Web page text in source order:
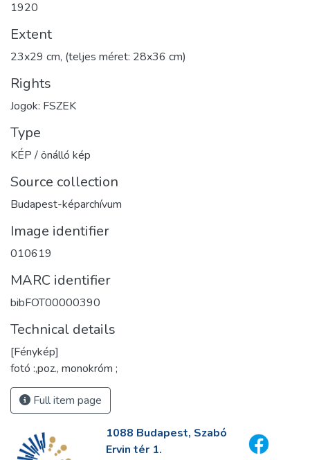
1920
Extent
23x29 cm, (teljes méret: 28x36 cm)
Rights
Jogok: FSZEK
Type
KÉP / önálló kép
Source collection
Budapest-képarchívum
Image identifier
010619
MARC identifier
bibFOT00000390
Technical details
[Fénykép]
fotó :,poz., monokróm ;
Full item page
1088 Budapest, Szabó
Ervin tér 1.